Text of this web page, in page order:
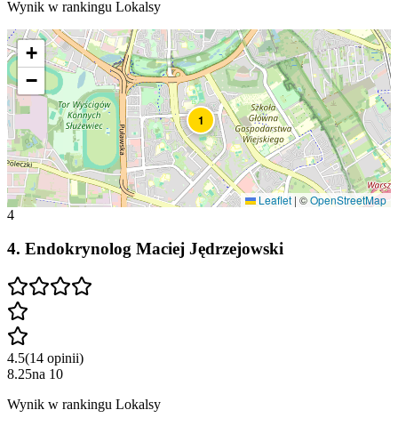
Wynik w rankingu Lokalsy
1
+
−
Leaflet | ©OpenStreetMap
4
4. Endokrynolog Maciej Jędrzejowski
4.5(14 opinii)
8.25na 10
Wynik w rankingu Lokalsy